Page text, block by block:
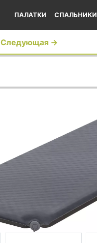
ПАЛАТКИ СПАЛЬНИКИ
Следующая →